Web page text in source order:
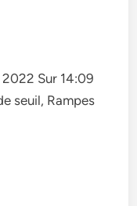
Sur 14:09
seuil, Rampes